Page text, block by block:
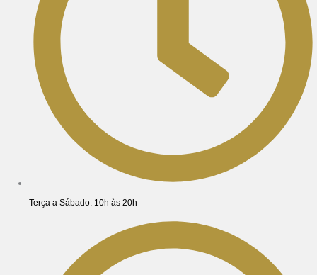
Terça a Sábado: 10h às 20h